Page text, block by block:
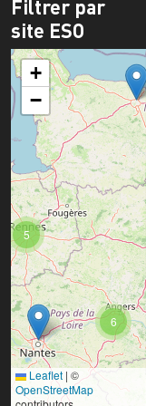
Filtrer par
site ESO
6
5
+
−
Leaflet | ©
OpenStreetMap